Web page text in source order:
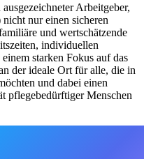
Arbeitgeber,
nur einen sicheren
und wertschätzende
individuellen
starken Fokus auf das
der ideale Ort für alle, die in
und dabei einen
pflegebedürftiger Menschen